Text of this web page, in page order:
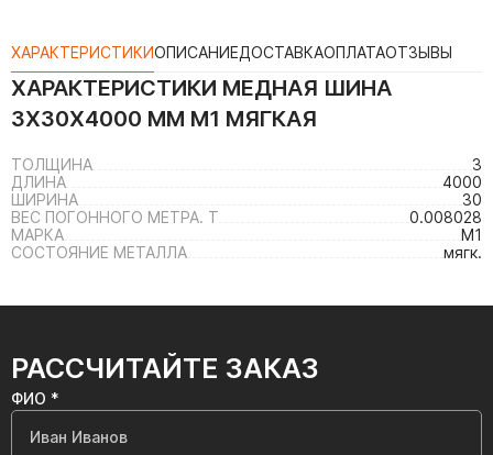
ХАРАКТЕРИСТИКИОПИСАНИЕДОСТАВКАОПЛАТАОТЗЫВЫ
ХАРАКТЕРИСТИКИ МЕДНАЯ ШИНА
3X30X4000 ММ М1 МЯГКАЯ
ТОЛЩИНА
3
ДЛИНА
4000
ШИРИНА
30
ВЕС ПОГОННОГО МЕТРА. Т
0.008028
МАРКА
М1
СОСТОЯНИЕ МЕТАЛЛА
мягк.
РАССЧИТАЙТЕ ЗАКАЗ
ФИО *